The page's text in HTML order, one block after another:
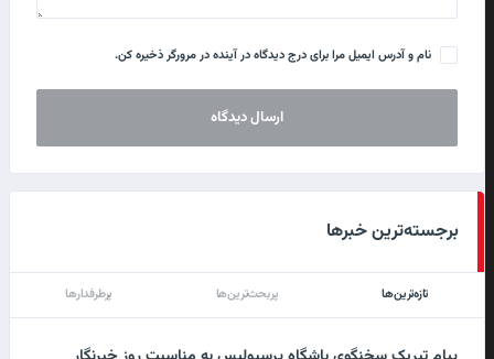
نام و آدرس ایمیل مرا برای درج دیدگاه در آینده در مرورگر ذخیره کن.
برجسته‌ترین خبرها
تازه‌ترین‌ها پربحث‌ترین‌ها پرطرفدارها